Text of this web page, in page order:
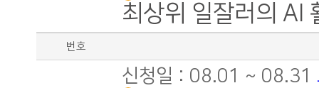
최상위 일잘러의 AI
번호
신청일 : 08.01 ~ 08.31